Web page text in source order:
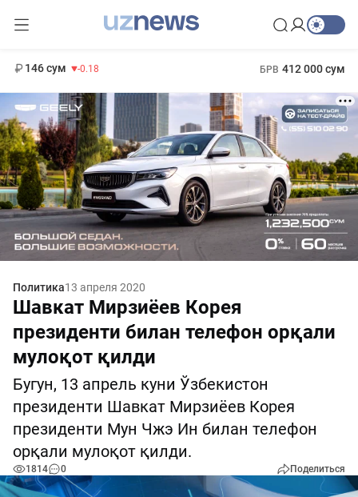
146 сум -0.18 БРВ 412 000 сум
Политика13 апреля 2020
Шавкат Мирзиёев Корея
президенти билан телефон орқали
мулоқот қилди
Бугун, 13 апрель куни Ўзбекистон
президенти Шавкат Мирзиёев Корея
президенти Мун Чжэ Ин билан телефон
орқали мулоқот қилди.
1814 0 Поделиться